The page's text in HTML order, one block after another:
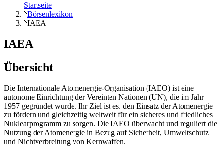
Startseite
Börsenlexikon
IAEA
IAEA
Übersicht
Die Internationale Atomenergie-Organisation (IAEO) ist eine
autonome Einrichtung der Vereinten Nationen (UN), die im Jahr
1957 gegründet wurde. Ihr Ziel ist es, den Einsatz der Atomenergie
zu fördern und gleichzeitig weltweit für ein sicheres und friedliches
Nuklearprogramm zu sorgen. Die IAEO überwacht und reguliert die
Nutzung der Atomenergie in Bezug auf Sicherheit, Umweltschutz
und Nichtverbreitung von Kernwaffen.